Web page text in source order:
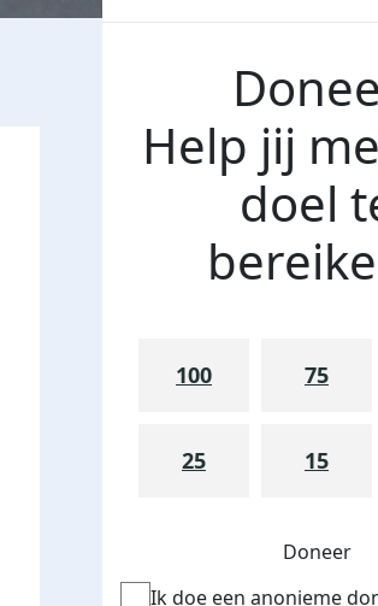
Help jij
doel
100 75
25 15
Doneer
Ik doe een anonieme